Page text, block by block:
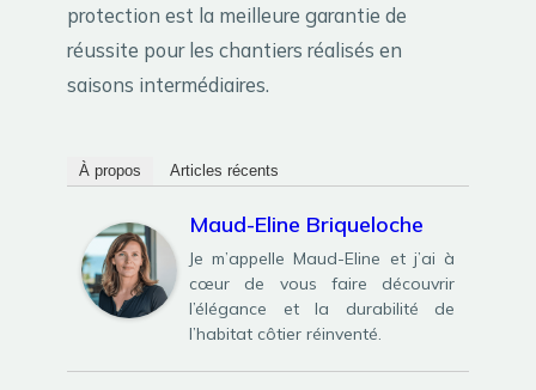
protection est la meilleure garantie de
réussite pour les chantiers réalisés en
saisons intermédiaires.
À propos Articles récents
Maud-Eline Briqueloche
Je m’appelle Maud-Eline et j’ai à
cœur de vous faire découvrir
l’élégance et la durabilité de
l’habitat côtier réinventé.